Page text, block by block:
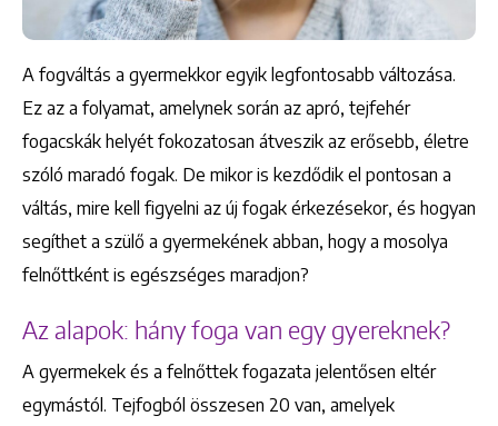
A fogváltás a gyermekkor egyik legfontosabb változása.
Ez az a folyamat, amelynek során az apró, tejfehér
fogacskák helyét fokozatosan átveszik az erősebb, életre
szóló maradó fogak. De mikor is kezdődik el pontosan a
váltás, mire kell figyelni az új fogak érkezésekor, és hogyan
segíthet a szülő a gyermekének abban, hogy a mosolya
felnőttként is egészséges maradjon?
Az alapok: hány foga van egy gyereknek?
A gyermekek és a felnőttek fogazata jelentősen eltér
egymástól. Tejfogból összesen 20 van, amelyek